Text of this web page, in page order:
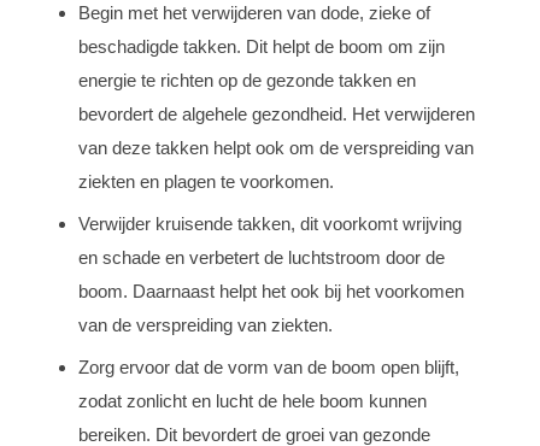
Begin met het verwijderen van dode, zieke of
beschadigde takken. Dit helpt de boom om zijn
energie te richten op de gezonde takken en
bevordert de algehele gezondheid. Het verwijderen
van deze takken helpt ook om de verspreiding van
ziekten en plagen te voorkomen.
Verwijder kruisende takken, dit voorkomt wrijving
en schade en verbetert de luchtstroom door de
boom. Daarnaast helpt het ook bij het voorkomen
van de verspreiding van ziekten.
Zorg ervoor dat de vorm van de boom open blijft,
zodat zonlicht en lucht de hele boom kunnen
bereiken. Dit bevordert de groei van gezonde